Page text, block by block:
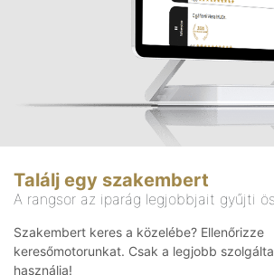
Találj egy szakembert
A rangsor az iparág legjobbjait gyűjti
Szakembert keres a közelébe? Ellenőrizze
keresőmotorunkat. Csak a legjobb
használja!